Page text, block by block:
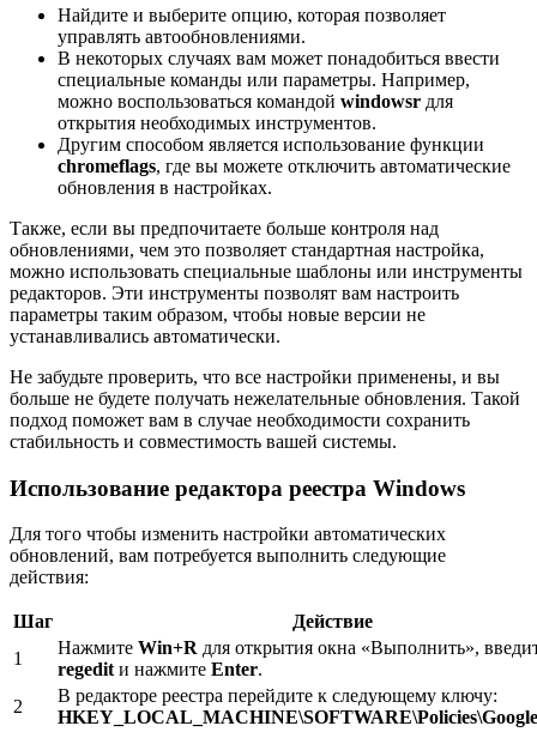
Найдите и выберите опцию, которая позволяет
управлять автообновлениями.
В некоторых случаях вам может понадобиться ввести
специальные команды или параметры. Например,
можно воспользоваться командой windowsr для
открытия необходимых инструментов.
Другим способом является использование функции
chromeflags, где вы можете отключить автоматические
обновления в настройках.
Также, если вы предпочитаете больше контроля над
обновлениями, чем это позволяет стандартная настройка,
можно использовать специальные шаблоны или инструменты
редакторов. Эти инструменты позволят вам настроить
параметры таким образом, чтобы новые версии не
устанавливались автоматически.
Не забудьте проверить, что все настройки применены, и вы
больше не будете получать нежелательные обновления. Такой
подход поможет вам в случае необходимости сохранить
стабильность и совместимость вашей системы.
Использование редактора реестра Windows
Для того чтобы изменить настройки автоматических
обновлений, вам потребуется выполнить следующие
действия:
Шаг
Действие
1
Нажмите Win+R для открытия окна «Выполнить»,
regedit и нажмите Enter.
2
В редакторе реестра перейдите к следующему ключу: